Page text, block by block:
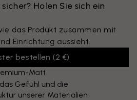
Holen Sie sich ein
das Produkt zusammen mit
Einrichtung aussieht.
bestellen (2 €)
Matt
Gefühl und die
unserer Materialien